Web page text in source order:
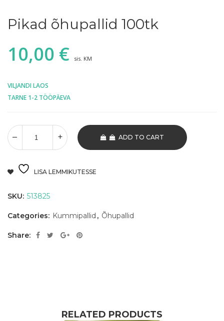
Pikad õhupallid 100tk
10,00 € sis. KM
VILJANDI LAOS
TARNE 1-2 TÖÖPÄEVA
ADD TO CART
LISA LEMMIKUTESSE
SKU: 513825
Categories: Kummipallid , Õhupallid
Share:
RELATED PRODUCTS